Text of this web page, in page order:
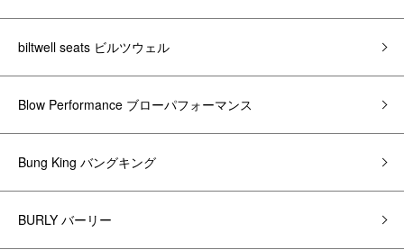
biltwell seats ビルツウェル
Blow Performance ブローパフォーマンス
Bung King バングキング
BURLY バーリー